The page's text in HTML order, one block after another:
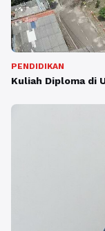
PENDIDIKAN
Kuliah Diploma di